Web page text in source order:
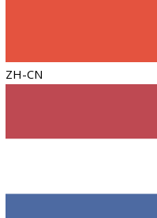
ZH-CN